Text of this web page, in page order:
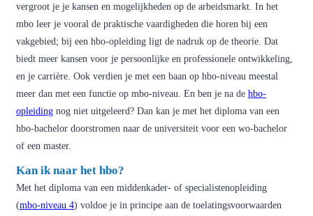
vergroot je je kansen en mogelijkheden op de arbeidsmarkt. In het
mbo leer je vooral de praktische vaardigheden die horen bij een
vakgebied; bij een hbo-opleiding ligt de nadruk op de theorie. Dat
biedt meer kansen voor je persoonlijke en professionele ontwikkeling,
en je carrière. Ook verdien je met een baan op hbo-niveau meestal
meer dan met een functie op mbo-niveau. En ben je na de hbo-
opleiding nog niet uitgeleerd? Dan kan je met het diploma van een
hbo-bachelor doorstromen naar de universiteit voor een wo-bachelor
of een master.
Kan ik naar het hbo?
Met het diploma van een middenkader- of specialistenopleiding
(mbo-niveau 4) voldoe je in principe aan de toelatingsvoorwaarden